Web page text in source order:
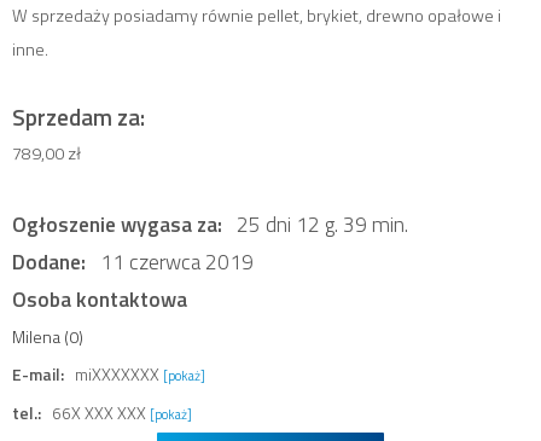
W sprzedaży posiadamy równie pellet, brykiet, drewno opałowe i
inne.
Sprzedam za:
789,00 zł
Ogłoszenie wygasa za: 25 dni 12 g. 39 min.
Dodane: 11 czerwca 2019
Osoba kontaktowa
Milena (0)
E-mail: miXXXXXXX [pokaż]
tel.: 66X XXX XXX [pokaż]